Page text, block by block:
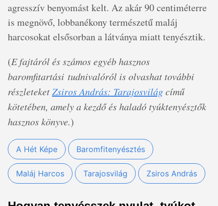
agresszív benyomást kelt. Az akár 90 centiméterre
is megnövő, lobbanékony természetű maláj
harcosokat elsősorban a látványa miatt tenyésztik.
(E fajtáról és számos egyéb hasznos
baromfitartási tudnivalóról is olvashat további
részleteketZsiros András: Tarajosvilágcímű
kötetében, amely a kezdő és haladó tyúktenyésztők
hasznos könyve.)
A Hét Képe Baromfitenyésztés
Maláj Harcos Tarajosvilág Zsiros András